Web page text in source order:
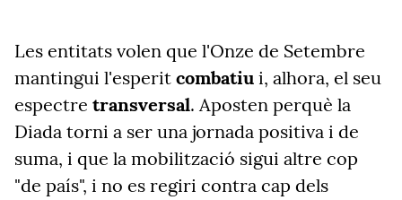
Les entitats volen que l'Onze de Setembre
mantingui l'esperit combatiu i, alhora, el seu
espectre transversal. Aposten perquè la
Diada torni a ser una jornada positiva i de
suma, i que la mobilització sigui altre cop
"de país", i no es regiri contra cap dels